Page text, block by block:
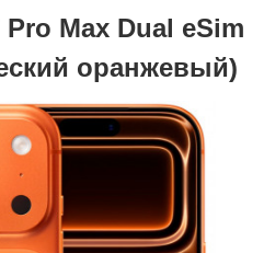
Max Dual eSim
оранжевый)